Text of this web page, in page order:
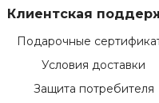
Клиентская
Подарочные
Условия доставки
Защита потребителя